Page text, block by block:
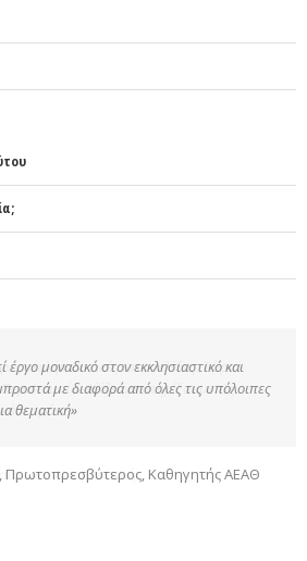
μοναδικό στον εκκλησιαστικό και
με διαφορά από όλες τις υπόλοιπες
θεματική»
Πρωτοπρεσβύτερος, Καθηγητής ΑΕΑΘ